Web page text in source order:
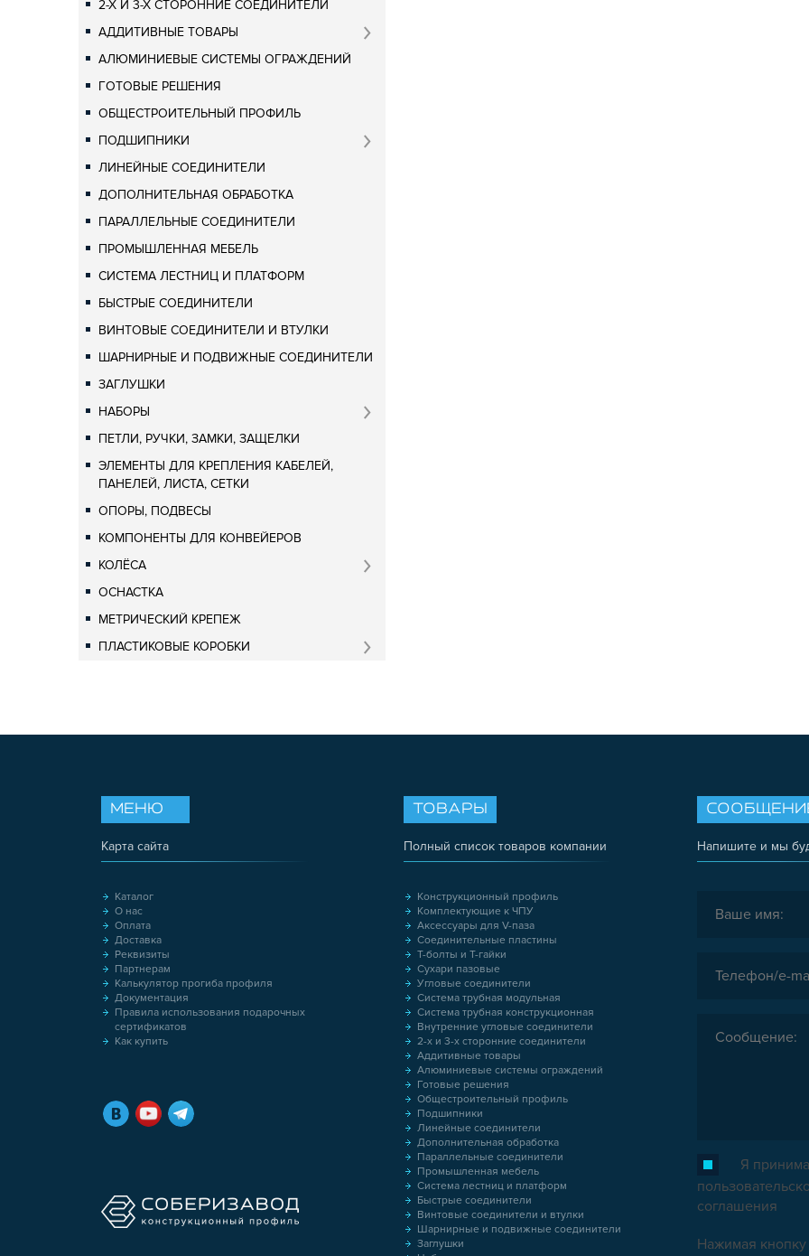
2-Х И 3-Х СТОРОННИЕ СОЕДИНИТЕЛИ
АДДИТИВНЫЕ ТОВАРЫ
АЛЮМИНИЕВЫЕ СИСТЕМЫ ОГРАЖДЕНИЙ
ГОТОВЫЕ РЕШЕНИЯ
ОБЩЕСТРОИТЕЛЬНЫЙ ПРОФИЛЬ
ПОДШИПНИКИ
ЛИНЕЙНЫЕ СОЕДИНИТЕЛИ
ДОПОЛНИТЕЛЬНАЯ ОБРАБОТКА
ПАРАЛЛЕЛЬНЫЕ СОЕДИНИТЕЛИ
ПРОМЫШЛЕННАЯ МЕБЕЛЬ
СИСТЕМА ЛЕСТНИЦ И ПЛАТФОРМ
БЫСТРЫЕ СОЕДИНИТЕЛИ
ВИНТОВЫЕ СОЕДИНИТЕЛИ И ВТУЛКИ
ШАРНИРНЫЕ И ПОДВИЖНЫЕ СОЕДИНИТЕЛИ
ЗАГЛУШКИ
НАБОРЫ
ПЕТЛИ, РУЧКИ, ЗАМКИ, ЗАЩЕЛКИ
ЭЛЕМЕНТЫ ДЛЯ КРЕПЛЕНИЯ КАБЕЛЕЙ,
ПАНЕЛЕЙ, ЛИСТА, СЕТКИ
ОПОРЫ, ПОДВЕСЫ
КОМПОНЕНТЫ ДЛЯ КОНВЕЙЕРОВ
КОЛЁСА
ОСНАСТКА
МЕТРИЧЕСКИЙ КРЕПЕЖ
ПЛАСТИКОВЫЕ КОРОБКИ
Напишите и мы
Я
соглашения
Нажимая кнопку
ТОВАРЫ
Полный список товаров компании
Конструкционный профиль
Комплектующие к ЧПУ
Аксессуары для V-паза
Соединительные пластины
Т-болты и Т-гайки
Сухари пазовые
Угловые соединители
Система трубная модульная
Система трубная конструкционная
Внутренние угловые соединители
2-х и 3-х сторонние соединители
Аддитивные товары
Алюминиевые системы ограждений
Готовые решения
Общестроительный профиль
Подшипники
Линейные соединители
Дополнительная обработка
Параллельные соединители
Промышленная мебель
Система лестниц и платформ
Быстрые соединители
Винтовые соединители и втулки
Шарнирные и подвижные соединители
Заглушки
МЕНЮ
Карта сайта
Каталог
О нас
Оплата
Доставка
Реквизиты
Партнерам
Калькулятор прогиба профиля
Документация
Правила использования подарочных
сертификатов
Как купить